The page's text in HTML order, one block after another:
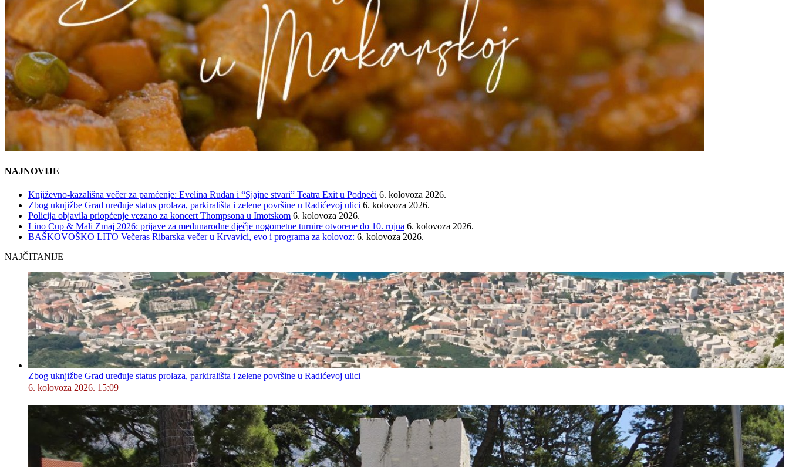
NAJNOVIJE
Književno-kazališna večer za pamćenje: Evelina Rudan i “Sjajne stvari” Teatra Exit u Podpeći 6. kolovoza 2026.
Zbog uknjižbe Grad uređuje status prolaza, parkirališta i zelene površine u Radićevoj ulici 6. kolovoza 2026.
Policija objavila priopćenje vezano za koncert Thompsona u Imotskom 6. kolovoza 2026.
Lino Cup & Mali Zmaj 2026: prijave za međunarodne dječje nogometne turnire otvorene do 10. rujna 6. kolovoza 2026.
BAŠKOVOŠKO LITO Večeras Ribarska večer u Krvavici, evo i programa za kolovoz: 6. kolovoza 2026.
NAJČITANIJE
Zbog uknjižbe Grad uređuje status prolaza, parkirališta i zelene površine u Radićevoj ulici
6. kolovoza 2026. 15:09